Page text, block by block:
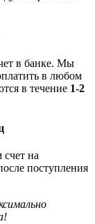
в банке. Мы
в любом
в течение 1-2
на
поступления